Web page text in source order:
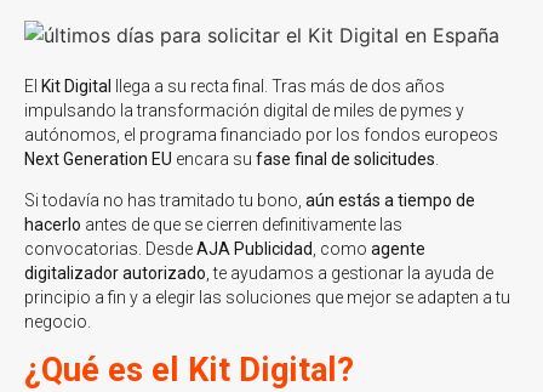
El Kit Digital llega a su recta final. Tras más de dos años
impulsando la transformación digital de miles de pymes y
autónomos, el programa financiado por los fondos europeos
Next Generation EU encara su fase final de solicitudes
Si todavía no has tramitado tu bono, aún estás a tiempo de
hacerlo antes de que se cierren definitivamente las
convocatorias. DesdeAJA Publicidad , como agente
digitalizador autorizado , te ayudamos a gestionar la ayuda de
principio a fin y a elegir las soluciones que mejor se adapten a tu
negocio.
¿Qué es el Kit Digital?